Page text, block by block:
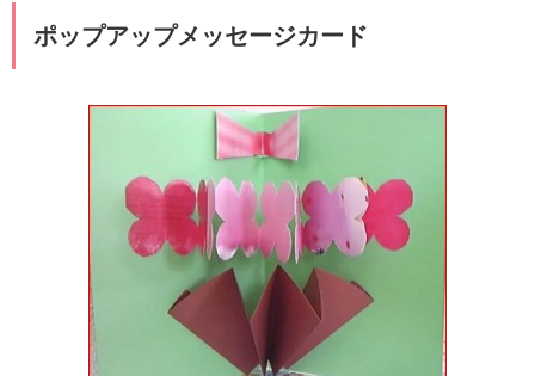
ポップアップメッセージカード